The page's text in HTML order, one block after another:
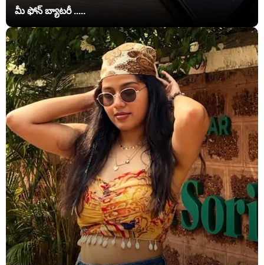
మీ ఫోన్ బ్యాటరీ .....